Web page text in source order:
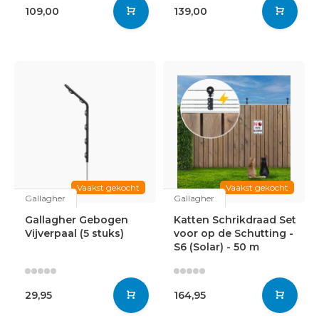
109,00 139,00
Vaakst gekocht
Gallagher
Gallagher Gebogen
Vijverpaal (5 stuks)
29,95
Vaakst gekocht
Gallagher
Katten Schrikdraad Set
voor op de Schutting -
S6 (Solar) - 50 m
164,95